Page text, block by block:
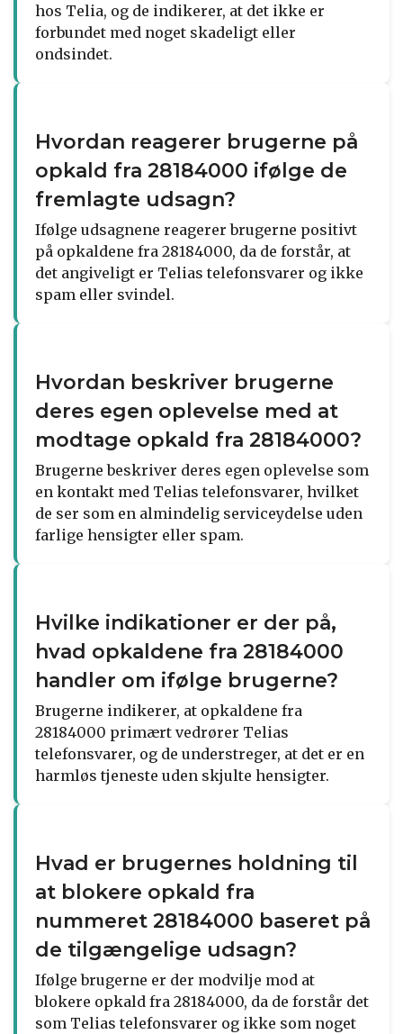
hos Telia, og de indikerer, at det ikke er
forbundet med noget skadeligt eller
ondsindet.
Hvordan reagerer brugerne på
opkald fra 28184000 ifølge de
fremlagte udsagn?
Ifølge udsagnene reagerer brugerne positivt
på opkaldene fra 28184000, da de forstår, at
det angiveligt er Telias telefonsvarer og ikke
spam eller svindel.
Hvordan beskriver brugerne
deres egen oplevelse med at
modtage opkald fra 28184000?
Brugerne beskriver deres egen oplevelse som
en kontakt med Telias telefonsvarer, hvilket
de ser som en almindelig serviceydelse uden
farlige hensigter eller spam.
Hvilke indikationer er der på,
hvad opkaldene fra 28184000
handler om ifølge brugerne?
Brugerne indikerer, at opkaldene fra
28184000 primært vedrører Telias
telefonsvarer, og de understreger, at det er en
harmløs tjeneste uden skjulte hensigter.
Hvad er brugernes holdning til
at blokere opkald fra
nummeret 28184000 baseret på
de tilgængelige udsagn?
Ifølge brugerne er der modvilje mod at
blokere opkald fra 28184000, da de forstår det
som Telias telefonsvarer og ikke som noget